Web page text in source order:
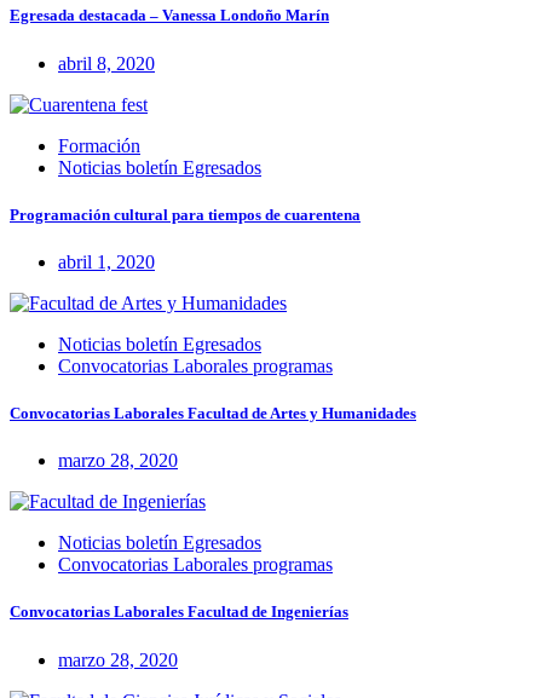
Egresada destacada – Vanessa Londoño Marín
abril 8, 2020
Formación
Noticias boletín Egresados
Programación cultural para tiempos de cuarentena
abril 1, 2020
Noticias boletín Egresados
Convocatorias Laborales programas
Convocatorias Laborales Facultad de Artes y Humanidades
marzo 28, 2020
Noticias boletín Egresados
Convocatorias Laborales programas
Convocatorias Laborales Facultad de Ingenierías
marzo 28, 2020